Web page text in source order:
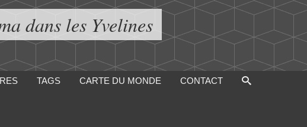
dans les Yvelines
TAGS CARTE DU MONDE CONTACT